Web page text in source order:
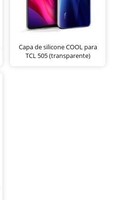
Capa de silicone COOL para
TCL 505 (transparente)